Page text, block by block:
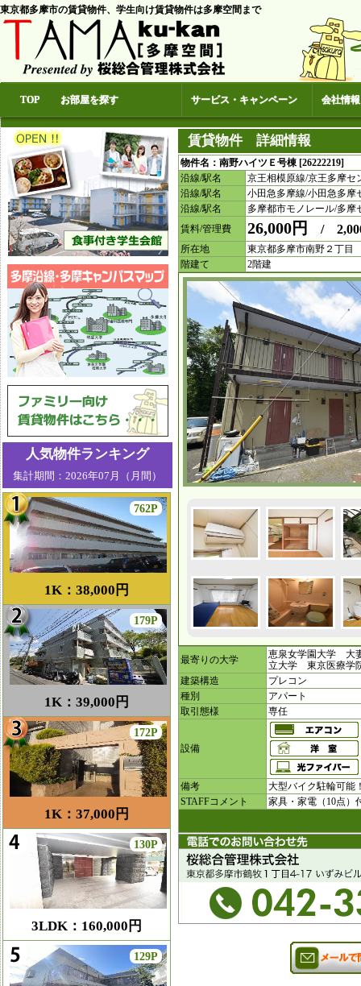
東京都多摩市の賃貸物件、学生向け賃貸物件は多摩空間まで
TOP お部屋を探す サービス・キャンペーン 会社情報
賃貸物件 詳細情報
物件名：南野ハイツＥ号棟 [26222219]
沿線/駅名
京王相模原線/京王多摩セ
沿線/駅名
小田急多摩線/小田急多摩
沿線/駅名
多摩都市モノレール/多摩
賃料/管理費
26,000円 /
所在地
東京都多摩市南野２丁目
階建て
2階建
最寄りの大学
恵泉女学園大学 大
立大学 東京医療
建築構造
プレコン
種別
アパート
取引態様
専任
設備
備考
大型バイク駐輪可能
STAFFコメント
家具・家電（10点）
人気物件ランキング
集計期間：2026年07月（月間）
1K：38,000円
762P
1K：39,000円
179P
1K：37,000円
172P
3LDK：160,000円
130P
129P